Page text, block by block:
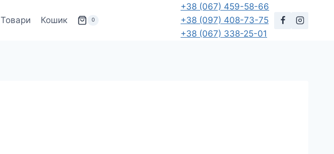
Товари Кошик 0
+38 (067) 459-58-66
+38 (097) 408-73-75
+38 (067) 338-25-01